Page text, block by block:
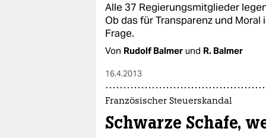
Alle 37 Regierungsmitglieder
Ob das für Transparenz und
Frage.
Von Rudolf Balmer und R. Balmer
16.4.2013
Französischer Steuerskandal
Schwarze Schafe,